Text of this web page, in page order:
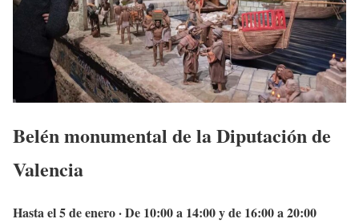
Belén monumental de la Diputación de
Valencia
Hasta el 5 de enero · De 10:00 a 14:00 y de 16:00 a 20:00